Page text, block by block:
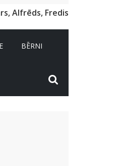
Alfrēds, Fredis
BĒRNI